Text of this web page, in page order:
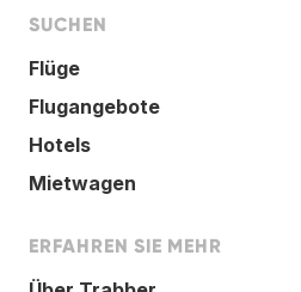
SUCHEN
Flüge
Flugangebote
Hotels
Mietwagen
ERFAHREN SIE MEHR